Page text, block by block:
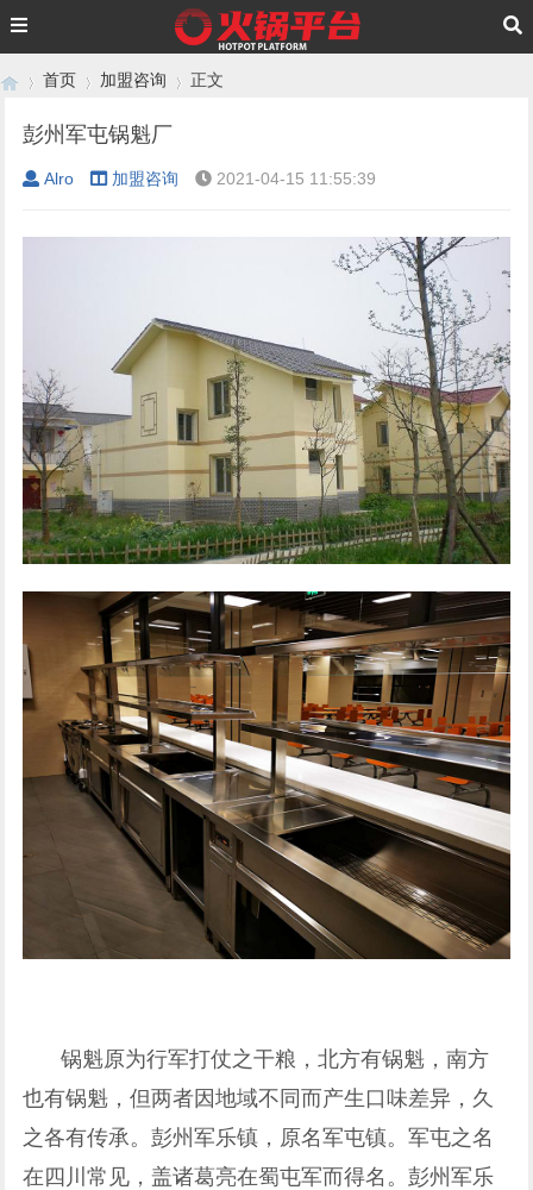
›
首页 加盟咨询
›
正文
彭州军屯锅魁厂
Alro 加盟咨询 2021-04-15 11:55:39
锅魁原为行军打仗之干粮，北方有锅魁，南方
也有锅魁，但两者因地域不同而产生口味差异，久
之各有传承。彭州军乐镇，原名军屯镇。军屯之名
在四川常见，盖诸葛亮在蜀屯军而得名。彭州军乐